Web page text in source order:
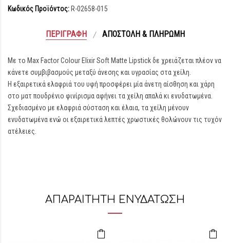
Κωδικός Προϊόντος: R-02658-015
ΠΕΡΙΓΡΑΦΉ ΑΠΟΣΤΟΛΉ & ΠΛΗΡΩΜΉ
Με το Max Factor Colour Elixir Soft Matte Lipstick δε χρειάζεται πλέον να
κάνετε συμβιβασμούς μεταξύ άνεσης και υγρασίας στα χείλη.
Η εξαιρετικά ελαφριά του υφή προσφέρει μία άνετη αίσθηση και χάρη
στο ματ πουδρένιο φινίρισμα αφήνει τα χείλη απαλά κι ενυδατωμένα.
Σχεδιασμένο με ελαφριά σύσταση και έλαια, τα χείλη μένουν
ενυδατωμένα ενώ οι εξαιρετικά λεπτές χρωστικές θολώνουν τις τυχόν
ατέλειες.
ΑΠΑΡΑΙΤΗΤΗ ΕΝΥΔΑΤΩΣΗ